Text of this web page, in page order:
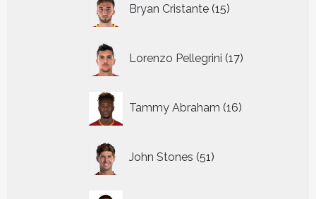
Bryan Cristante 15
producten
Lorenzo Pellegrini 17
producten
Tammy Abraham 16
producten
John Stones 51
producten